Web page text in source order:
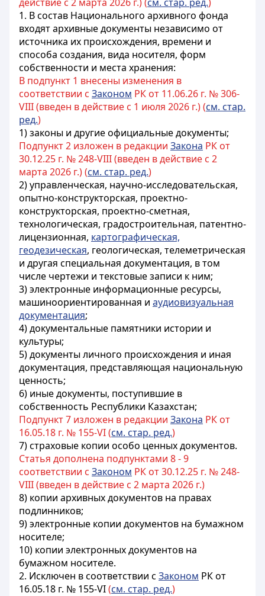
1. В состав Национального архивного фонда
входят архивные документы независимо от
источника их происхождения, времени и
способа создания, вида носителя, форм
собственности и места хранения:
В подпункт 1 внесены изменения в
соответствии с Законом РК от 11.06.26 г. № 306-
VIII (введен в действие с 1 июля 2026 г.) (см. стар.
ред.)
1)законы и другие официальные документы;
Подпункт 2 изложен в редакции Закона РК от
30.12.25 г. № 248-VIII (введен в действие с 2
марта 2026 г.) (см. стар. ред.)
2) управленческая, научно-исследовательская,
опытно-конструкторская, проектно-
конструкторская, проектно-сметная,
технологическая, градостроительная, патентно-
лицензионная, картографическая,
геодезическая, геологическая, телеметрическая
и другая специальная документация, в том
числе чертежи и текстовые записи к ним;
3) электронные информационные ресурсы,
машиноориентированная и аудиовизуальная
документация;
4) документальные памятники истории и
культуры;
5) документы личного происхождения и иная
документация, представляющая национальную
ценность;
6) иные документы, поступившие в
собственность Республики Казахстан;
Подпункт 7 изложен в редакции Закона РК от
16.05.18 г. № 155-VI (см. стар. ред.)
7) страховые копии особо ценных документов.
Статья дополнена подпунктами 8 - 9
соответствии с Законом РК от 30.12.25 г. № 248-
VIII (введен в действие с 2 марта 2026 г.)
8) копии архивных документов на правах
подлинников;
9) электронные копии документов на бумажном
носителе;
10) копии электронных документов на
бумажном носителе.
2. Исключен в соответствии с Законом РК от
16.05.18 г. № 155-VI(см. стар. ред.)